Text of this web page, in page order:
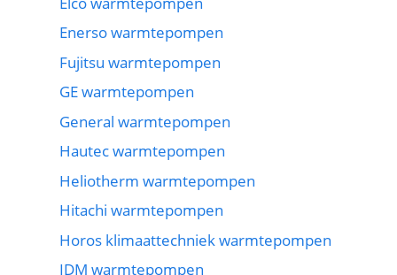
Enerso warmtepompen
Fujitsu warmtepompen
GE warmtepompen
General warmtepompen
Hautec warmtepompen
Heliotherm warmtepompen
Hitachi warmtepompen
Horos klimaattechniek warmtepompen
IDM warmtepompen